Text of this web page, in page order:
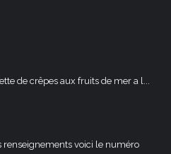
de crêpes aux fruits de mer a l...
renseignements voici le numéro